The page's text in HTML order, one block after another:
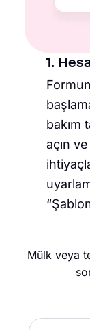
1.
bakım
açın
Mülk veya